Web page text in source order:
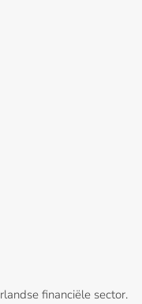
financiële sector.